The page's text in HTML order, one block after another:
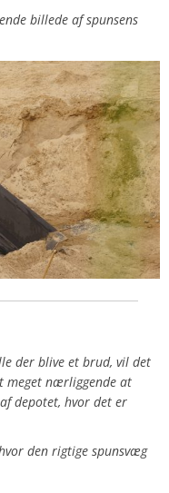
billede af spunsens
der blive et brud, vil det
meget nærliggende at
depotet, hvor det er
den rigtige spunsvæg